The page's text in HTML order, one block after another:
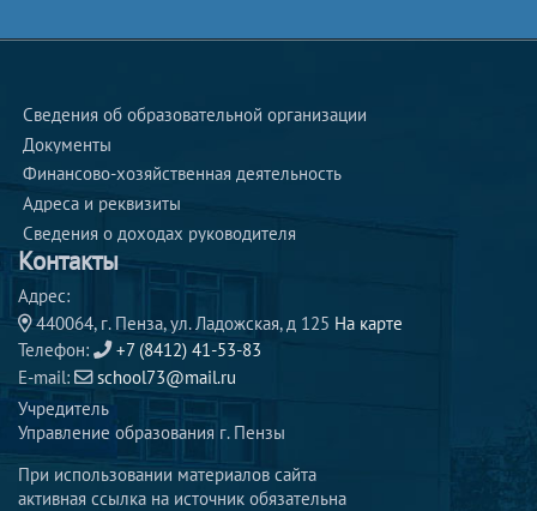
Сведения об образовательной организации
Документы
Финансово-хозяйственная деятельность
Адреса и реквизиты
Сведения о доходах руководителя
Контакты
Адрес:
440064, г. Пенза, ул. Ладожская, д 125 На карте
Телефон:
+7 (8412) 41-53-83
E-mail:
school73@mail.ru
Учредитель
Управление образования г. Пензы
При использовании материалов сайта
активная ссылка на источник обязательна